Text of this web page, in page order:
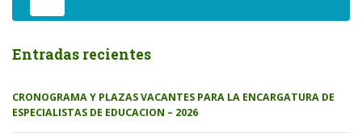
Entradas recientes
CRONOGRAMA Y PLAZAS VACANTES PARA LA ENCARGATURA DE
ESPECIALISTAS DE EDUCACION – 2026